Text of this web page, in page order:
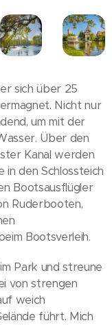
sich über 25
Nicht nur
um mit der
Über den
Kanal werden
den Schlossteich
Bootsausflügler
Ruderbooten,
Bootsverleih.
Park und streune
von strengen
weich
führt. Mich